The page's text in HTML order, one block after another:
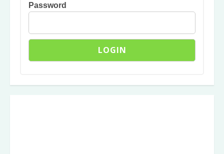
Password